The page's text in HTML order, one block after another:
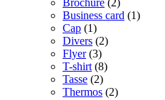
Brochure (2)
Business card (1)
Cap (1)
Divers (2)
Flyer (3)
T-shirt (8)
Tasse (2)
Thermos (2)